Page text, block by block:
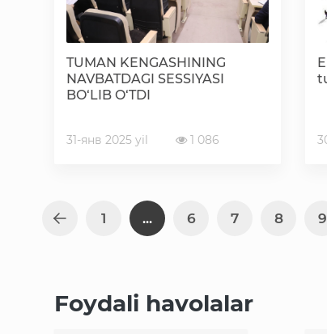
TUMAN KENGASHINING
NAVBATDAGI SESSIYASI
BO‘LIB O‘TDI
31-янв 2025 yil 1 086
1 ... 6 7 8 9
Foydali havolalar